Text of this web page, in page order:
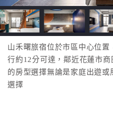
山禾曙旅宿位於市區中心位
行約12分可達，鄰近花蓮市
的房型選擇無論是家庭出遊
選擇